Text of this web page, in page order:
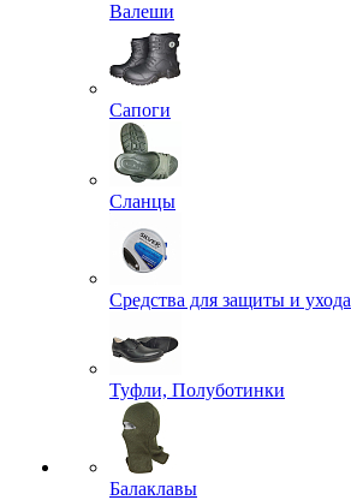
Валеши
Сапоги
Сланцы
Средства для защиты и ухода
Туфли, Полуботинки
Балаклавы